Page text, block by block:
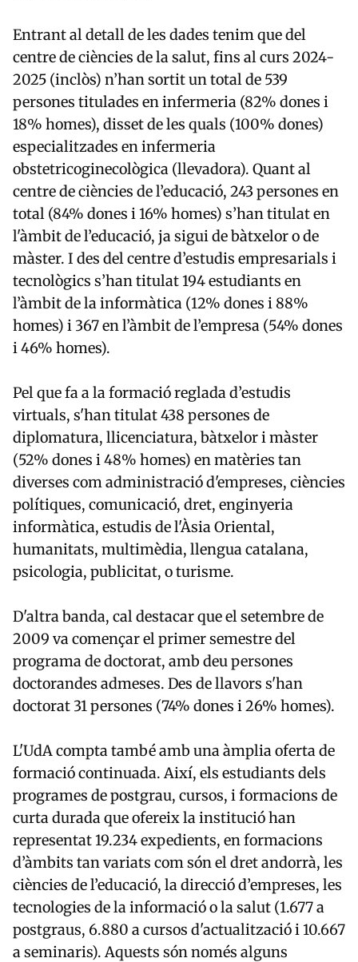
Entrant al detall de les dades tenim que del
centre de ciències de la salut, fins al curs 2024-
2025 (inclòs) n’han sortit un total de 539
persones titulades en infermeria (82% dones i
18% homes), disset de les quals (100% dones)
especialitzades en infermeria
obstetricoginecològica (llevadora). Quant al
centre de ciències de l’educació, 243 persones en
total (84% dones i 16% homes) s’han titulat en
l'àmbit de l’educació, ja sigui de bàtxelor o de
màster. I des del centre d’estudis empresarials i
tecnològics s’han titulat 194 estudiants en
l’àmbit de la informàtica (12% dones i 88%
homes) i 367 en l’àmbit de l’empresa (54% dones
i 46% homes).
Pel que fa a la formació reglada d’estudis
virtuals, s'han titulat 438 persones de
diplomatura, llicenciatura, bàtxelor i màster
(52% dones i 48% homes) en matèries tan
diverses com administració d'empreses, ciències
polítiques, comunicació, dret, enginyeria
informàtica, estudis de l'Àsia Oriental,
humanitats, multimèdia, llengua catalana,
psicologia, publicitat, o turisme.
D'altra banda, cal destacar que el setembre de
2009 va començar el primer semestre del
programa de doctorat, amb deu persones
doctorandes admeses. Des de llavors s'han
doctorat 31 persones (74% dones i 26% homes).
L'UdA compta també amb una àmplia oferta de
formació continuada. Així, els estudiants dels
programes de postgrau, cursos, i formacions de
curta durada que ofereix la institució han
representat 19.234 expedients, en formacions
d’àmbits tan variats com són el dret andorrà, les
ciències de l’educació, la direcció d’empreses, les
tecnologies de la informació o la salut (1.677 a
postgraus, 6.880 a cursos d'actualització i 10.667
a seminaris). Aquests són només alguns